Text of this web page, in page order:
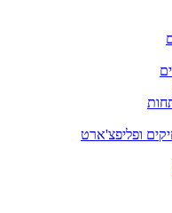
ופליפצ'ארט